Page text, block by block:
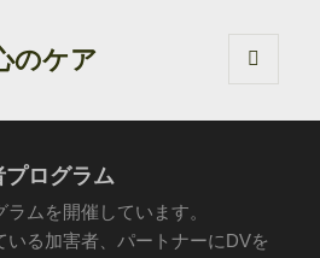
のケア
ーとウ
プログラム
ムを開催しています。
いる加害者、パートナーにDVを